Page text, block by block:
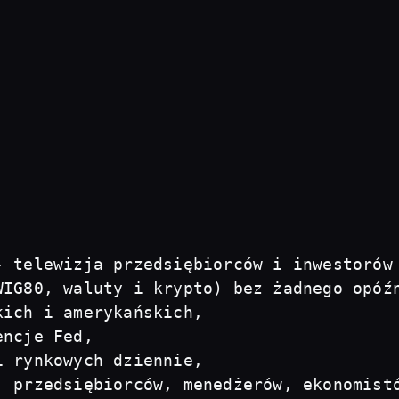
telewizja przedsiębiorców i
waluty i krypto) bez żadnego
i amerykańskich,
Fed,
rynkowych dziennie,
przedsiębiorców, menedżerów,